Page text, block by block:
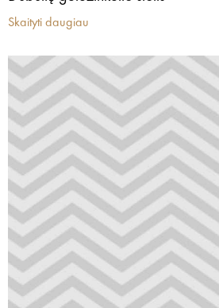
Skaityti daugiau